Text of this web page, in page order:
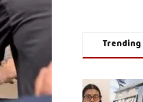
Trending